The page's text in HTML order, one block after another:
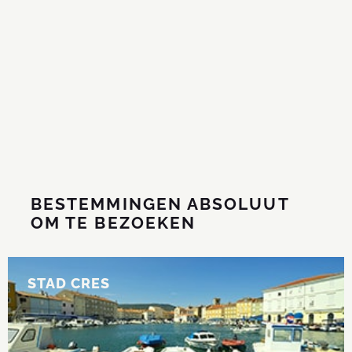
BESTEMMINGEN ABSOLUUT
OM TE BEZOEKEN
STAD CRES
STAD CRES
De grootste stad van het eiland.
LEES MEER